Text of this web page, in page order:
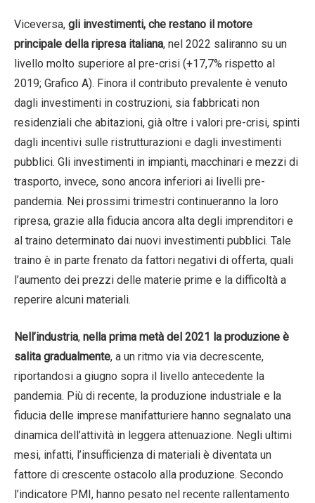
Viceversa, gli investimenti, che restano il motore
principale della ripresa italiana, nel 2022 saliranno su un
livello molto superiore al pre-crisi (+17,7% rispetto al
2019; Grafico A). Finora il contributo prevalente è venuto
dagli investimenti in costruzioni, sia fabbricati non
residenziali che abitazioni, già oltre i valori pre-crisi, spinti
dagli incentivi sulle ristrutturazioni e dagli investimenti
pubblici. Gli investimenti in impianti, macchinari e mezzi di
trasporto, invece, sono ancora inferiori ai livelli pre-
pandemia. Nei prossimi trimestri continueranno la loro
ripresa, grazie alla fiducia ancora alta degli imprenditori e
al traino determinato dai nuovi investimenti pubblici. Tale
traino è in parte frenato da fattori negativi di offerta, quali
l’aumento dei prezzi delle materie prime e la difficoltà a
reperire alcuni materiali.
Nell’industria, nella prima metà del 2021 la produzione è
salita gradualmente, a un ritmo via via decrescente,
riportandosi a giugno sopra il livello antecedente la
pandemia. Più di recente, la produzione industriale e la
fiducia delle imprese manifatturiere hanno segnalato una
dinamica dell’attività in leggera attenuazione. Negli ultimi
mesi, infatti, l’insufficienza di materiali è diventata un
fattore di crescente ostacolo alla produzione. Secondo
l’indicatore PMI, hanno pesato nel recente rallentamento